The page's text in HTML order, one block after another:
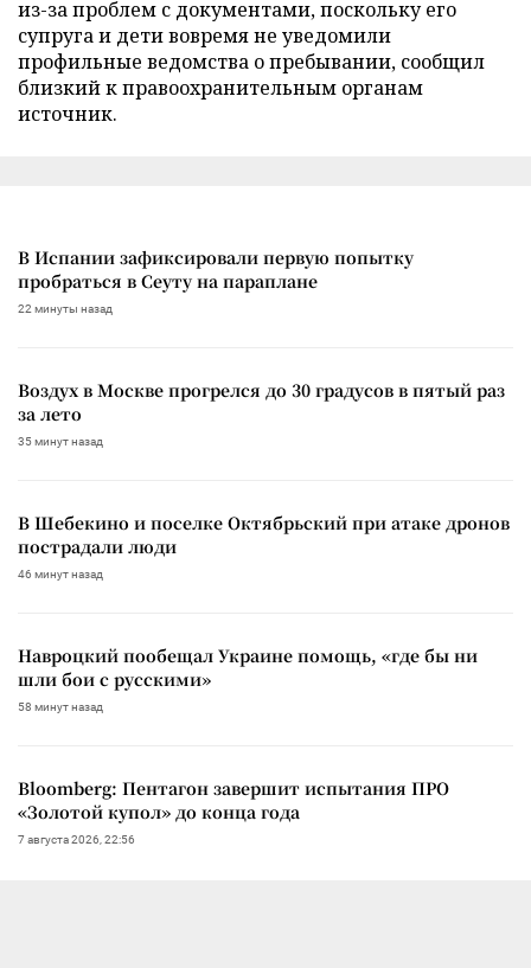
из-за проблем с документами, поскольку его
супруга и дети вовремя не уведомили
профильные ведомства о пребывании, сообщил
близкий к правоохранительным органам
источник.
В Испании зафиксировали первую попытку
пробраться в Сеуту на параплане
22 минуты назад
Воздух в Москве прогрелся до 30 градусов в пятый раз
за лето
35 минут назад
В Шебекино и поселке Октябрьский при атаке дронов
пострадали люди
46 минут назад
Навроцкий пообещал Украине помощь, «где бы ни
шли бои с русскими»
58 минут назад
Bloomberg: Пентагон завершит испытания ПРО
«Золотой купол» до конца года
7 августа 2026, 22:56